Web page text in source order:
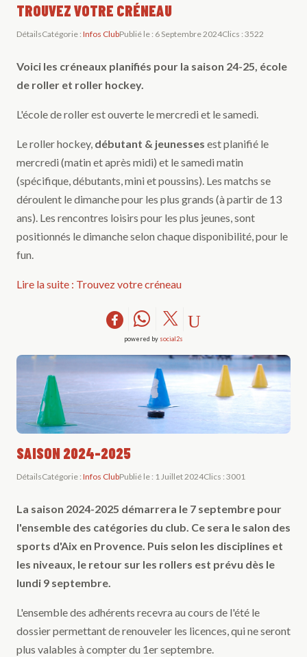
TROUVEZ VOTRE CRÉNEAU
DétailsCatégorie : Infos ClubPublié le : 6 Septembre 2024Clics : 3522
Voici les créneaux planifiés pour la saison 24-25, école
de roller et roller hockey.
L'école de roller est ouverte le mercredi et le samedi.
Le roller hockey, débutant & jeunesses est planifié le
mercredi (matin et après midi) et le samedi matin
(spécifique, débutants, mini et poussins). Les matchs se
déroulent le dimanche pour les plus grands (à partir de 13
ans). Les rencontres loisirs pour les plus jeunes, sont
positionnés le dimanche selon chaque disponibilité, pour le
fun.
Lire la suite : Trouvez votre créneau
powered by social2s
SAISON 2024-2025
DétailsCatégorie : Infos ClubPublié le : 1 Juillet 2024Clics : 3001
La saison 2024-2025 démarrera le 7 septembre pour
l'ensemble des catégories du club. Ce sera le salon des
sports d'Aix en Provence. Puis selon les disciplines et
les niveaux, le retour sur les rollers est prévu dès le
lundi 9 septembre.
L'ensemble des adhérents recevra au cours de l'été le
dossier permettant de renouveler les licences, qui ne seront
plus valables à compter du 1er septembre.